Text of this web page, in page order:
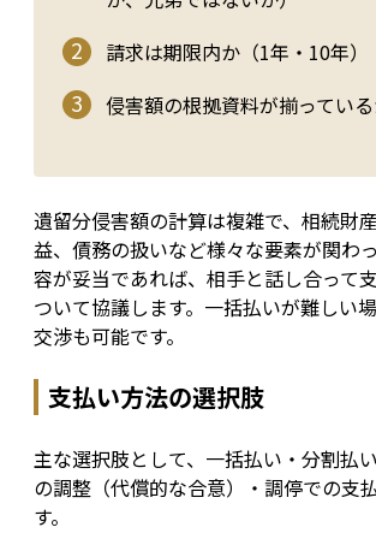
請求は期限内か（1年・10年）
侵害額の根拠資料が揃ってい
遺留分侵害額の計算は複雑で、相続財
益、債務の扱いなど様々な要素が関わ
容が妥当であれば、相手と話し合って
ついて協議します。一括払いが難しい
交渉も可能です。
支払い方法の選択肢
主な選択肢として、一括払い・分割払
の調整（代償的な合意）・調停での支
す。